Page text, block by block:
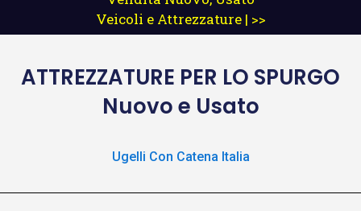
Veicoli e Attrezzature | >>
ATTREZZATURE PER LO SPURGO
Nuovo e Usato
Ugelli Con Catena Italia